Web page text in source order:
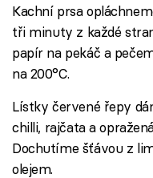
Kachní prsa
tři minuty z každé
papír na pekáč a
na 200°C.
Lístky červené řepy
chilli, rajčata a
Dochutíme šťávou z
olejem.